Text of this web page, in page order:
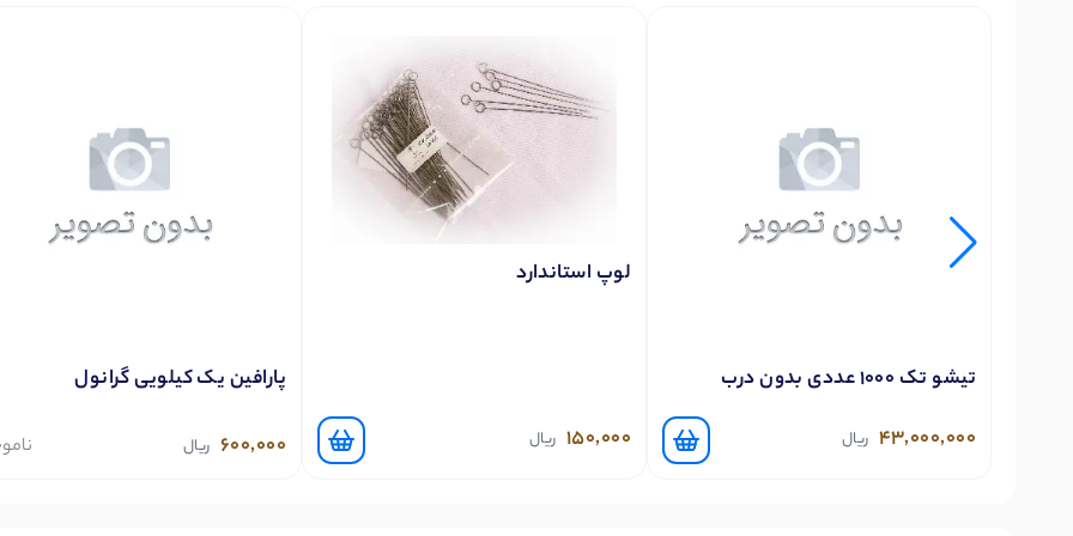
تیشو تک 1000 عددی بدون درب
43,000,000 ریال
لوپ استاندارد
150,000 ریال
پارافین یک کیلویی گرانول
600,000 ریال